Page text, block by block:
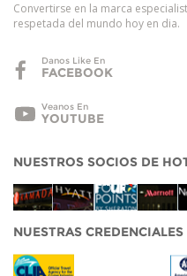
Convertirse en la marca
respetada del mundo hoy en dia.
Danos Like En
FACEBOOK
Veanos En
YOUTUBE
NUESTROS SOCIOS DE
NUESTRAS